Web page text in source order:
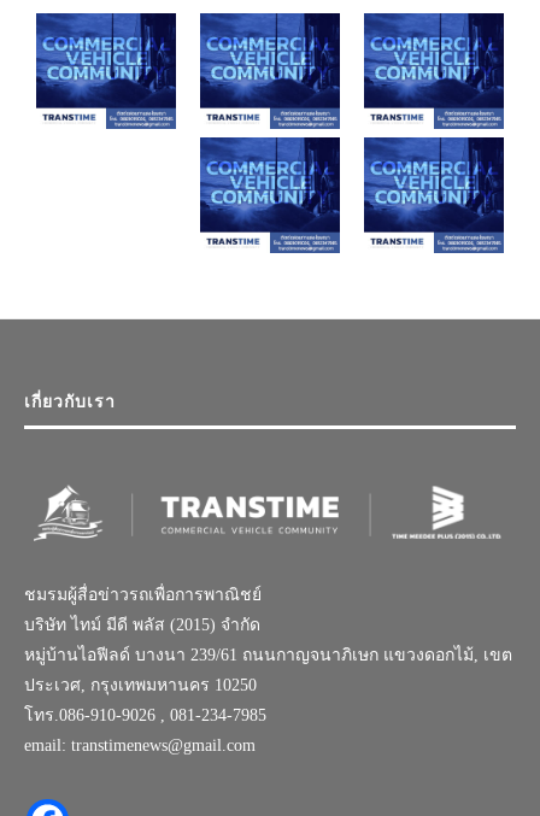
เกี่ยวกับเรา
ชมรมผู้สื่อข่าวรถเพื่อการพาณิชย์
บริษัท ไทม์ มีดี พลัส (2015) จำกัด
หมู่บ้านไอฟีลด์ บางนา 239/61 ถนนกาญจนาภิเษก แขวงดอกไม้, เขต
ประเวศ, กรุงเทพมหานคร 10250
โทร.086-910-9026 , 081-234-7985
email: transtimenews@gmail.com